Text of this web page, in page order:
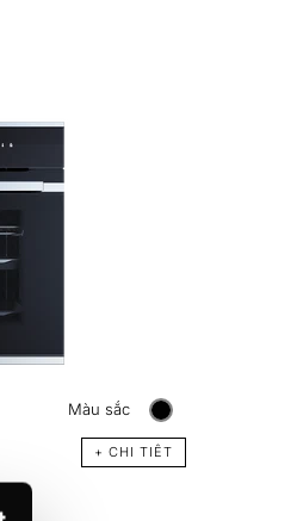
Màu sắc
+ CHI TIÊT